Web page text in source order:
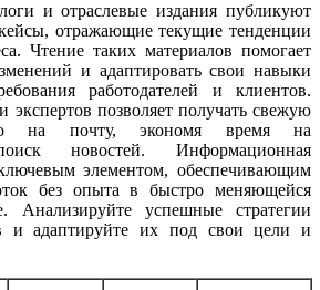
и отраслевые издания публикуют
отражающие текущие тенденции
Чтение таких материалов помогает
и адаптировать свои навыки
работодателей и клиентов.
экспертов позволяет получать свежую
на почту, экономя время на
новостей. Информационная
элементом, обеспечивающим
без опыта в быстро меняющейся
Анализируйте успешные стратегии
и адаптируйте их под свои цели и